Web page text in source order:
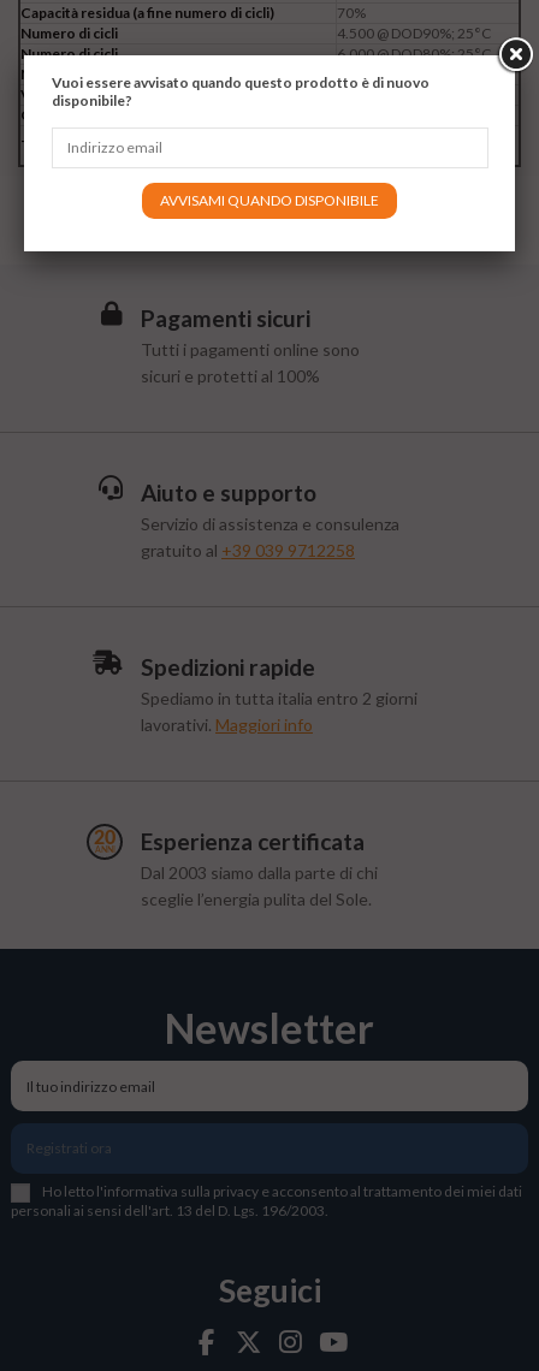
Capacità residua (a fine numero di cicli)
70%
Numero di cicli
4.500 @ DOD90%; 25°C
Numero di cicli
6.000 @ DOD80%; 25°C
Numero di cicli
7.000 @ DOD70%; 25° C
Vita Utile
Comunicazione
Tecnologia Celle
Pagamenti sicuri
Tutti i pagamenti online sono
sicuri e protetti al 100%
Aiuto e supporto
Servizio di assistenza e consulenza
gratuito al +39 039 9712258
Spedizioni rapide
Spediamo in tutta italia entro 2 giorni
lavorativi. Maggiori info
Esperienza certificata
Dal 2003 siamo dalla parte di chi
sceglie l’energia pulita del Sole.
Newsletter
Registrati ora
Ho letto l'informativa sulla privacy e acconsento al trattamento dei miei dati
personali ai sensi dell'art. 13 del D. Lgs. 196/2003.
Seguici
Vuoi essere avvisato quando questo prodotto è di nuovo
disponibile?
AVVISAMI QUANDO DISPONIBILE